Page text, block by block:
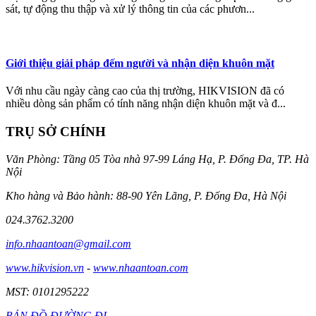
sát, tự động thu thập và xử lý thông tin của các phươn...
Giới thiệu giải pháp đếm người và nhận diện khuôn mặt
Với nhu cầu ngày càng cao của thị trường, HIKVISION đã có
nhiều dòng sản phẩm có tính năng nhận diện khuôn mặt và đ...
TRỤ SỞ CHÍNH
Văn Phòng: Tầng 05 Tòa nhà 97-99 Láng Hạ, P. Đống Đa, TP. Hà
Nội
Kho hàng và Bảo hành: 88-90 Yên Lãng, P. Đống Đa, Hà Nội
024.3762.3200
info.nhaantoan@gmail.com
www.hikvision.vn - www.nhaantoan.com
MST: 0101295222